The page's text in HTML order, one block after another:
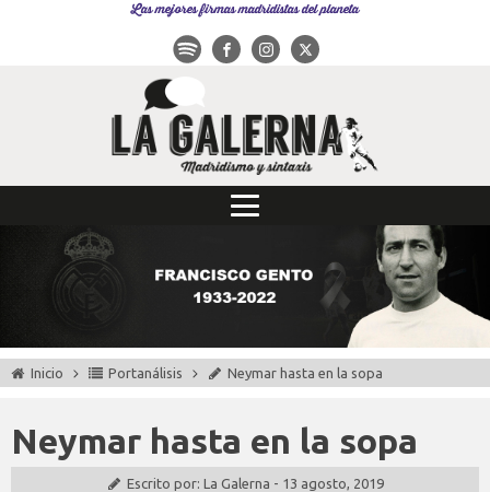
Las mejores firmas madridistas del planeta
Inicio Portanálisis Neymar hasta en la sopa
Neymar hasta en la sopa
Escrito por: La Galerna - 13 agosto, 2019